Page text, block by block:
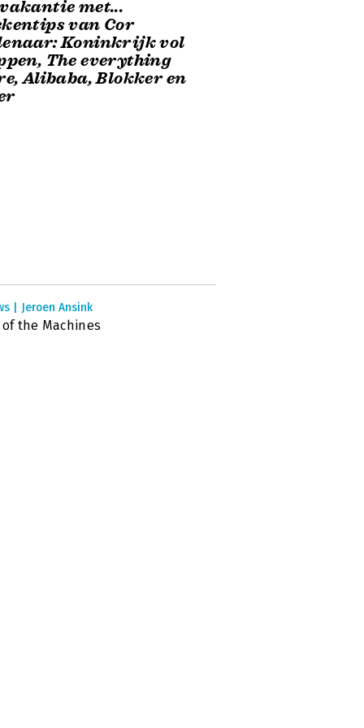
met...
van Cor
Koninkrijk vol
The everything
Alibaba, Blokker en
| Jeroen Ansink
of the Machines